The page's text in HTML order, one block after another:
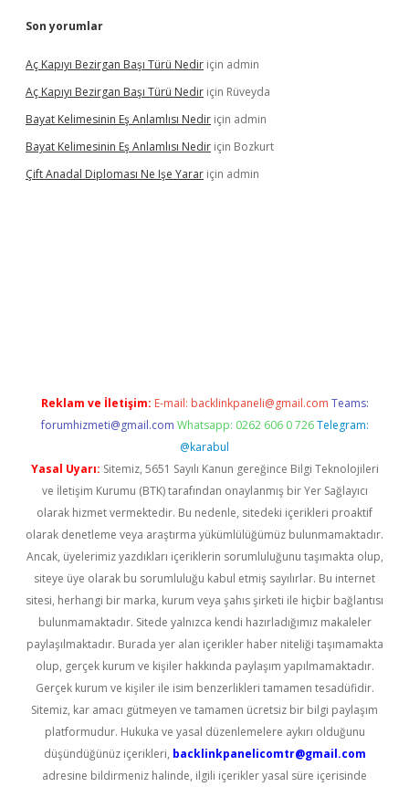
Son yorumlar
Aç Kapıyı Bezirgan Başı Türü Nedir için admin
Aç Kapıyı Bezirgan Başı Türü Nedir için Rüveyda
Bayat Kelimesinin Eş Anlamlısı Nedir için admin
Bayat Kelimesinin Eş Anlamlısı Nedir için Bozkurt
Çift Anadal Diploması Ne Işe Yarar için admin
Reklam ve İletişim: E-mail: backlinkpaneli@gmail.com Teams:
forumhizmeti@gmail.com Whatsapp: 0262 606 0 726 Telegram:
@karabul
Yasal Uyarı: Sitemiz, 5651 Sayılı Kanun gereğince Bilgi Teknolojileri
ve İletişim Kurumu (BTK) tarafından onaylanmış bir Yer Sağlayıcı
olarak hizmet vermektedir. Bu nedenle, sitedeki içerikleri proaktif
olarak denetleme veya araştırma yükümlülüğümüz bulunmamaktadır.
Ancak, üyelerimiz yazdıkları içeriklerin sorumluluğunu taşımakta olup,
siteye üye olarak bu sorumluluğu kabul etmiş sayılırlar. Bu internet
sitesi, herhangi bir marka, kurum veya şahıs şirketi ile hiçbir bağlantısı
bulunmamaktadır. Sitede yalnızca kendi hazırladığımız makaleler
paylaşılmaktadır. Burada yer alan içerikler haber niteliği taşımamakta
olup, gerçek kurum ve kişiler hakkında paylaşım yapılmamaktadır.
Gerçek kurum ve kişiler ile isim benzerlikleri tamamen tesadüfidir.
Sitemiz, kar amacı gütmeyen ve tamamen ücretsiz bir bilgi paylaşım
platformudur. Hukuka ve yasal düzenlemelere aykırı olduğunu
düşündüğünüz içerikleri, backlinkpanelicomtr@gmail.com
adresine bildirmeniz halinde, ilgili içerikler yasal süre içerisinde